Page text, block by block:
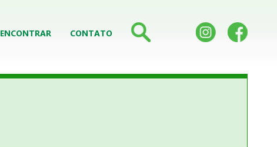
CONTATO